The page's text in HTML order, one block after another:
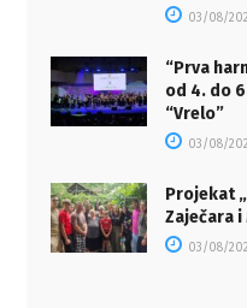
03/08/
“Prva
od 4. do
“Vrelo”
03/08/
Projekat
Zaječara
03/08/